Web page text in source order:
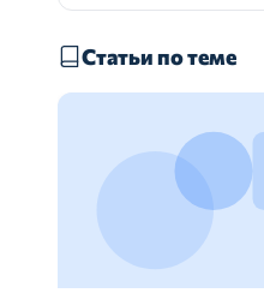
Статьи по теме